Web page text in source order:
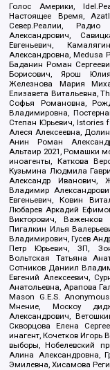
Голос Америки,
Настоящее Время,
Север.Реалии, Радио
Александрович,
Евгеньевич,
Александровна, Medusa
Баданин Роман
Борисович, Ярош
Железнова Мария
Елизавета Витальевна,
Софья Романовна,
Владимировна,
Степан Юрьевич, Istories
Алеся Алексеевна,
Анин Роман
Альтаир 2021, Ромашки
иноагенты, Каткова
Кузьмина Людмила
Александр Иванович,
Владимир
Евгеньевич, Ковин
Любарев Аркадий
Викторович,
Пигалкин Илья
Владимирович, Гусев
Петр Юрьевич, ЗП,
Вольтская Татьяна
Сотников Даниил
Евгений Алексеевич,
Анатольевна, Арапова
Mason G.E.S.
Мнение, Москоу
Александрович,
Скворцова Елена
инагент, Кочетков Игорь
выборы, Нобелевский
Алина Александровна,
Эмилевна, Хисамова